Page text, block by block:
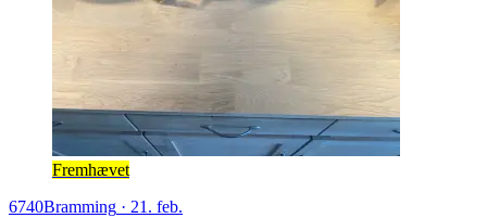
Fremhævet
6740Bramming · 21. feb.